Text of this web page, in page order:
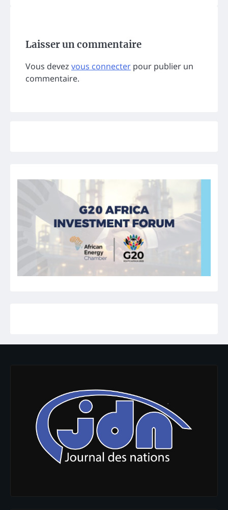
Laisser un commentaire
Vous devez vous connecter pour publier un
commentaire.